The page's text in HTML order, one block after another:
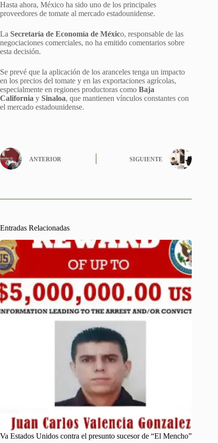
Hasta ahora, México ha sido uno de los principales
proveedores de tomate al mercado estadounidense.
La Secretaría de Economía de México, responsable de las
negociaciones comerciales, no ha emitido comentarios sobre
esta decisión.
Se prevé que la aplicación de los aranceles tenga un impacto
en los precios del tomate y en las exportaciones agrícolas,
especialmente en regiones productoras como Baja
California y Sinaloa, que mantienen vínculos constantes con
el mercado estadounidense.
ANTERIOR SIGUIENTE
Entradas Relacionadas
Va Estados Unidos contra el presunto sucesor de “El Mencho”